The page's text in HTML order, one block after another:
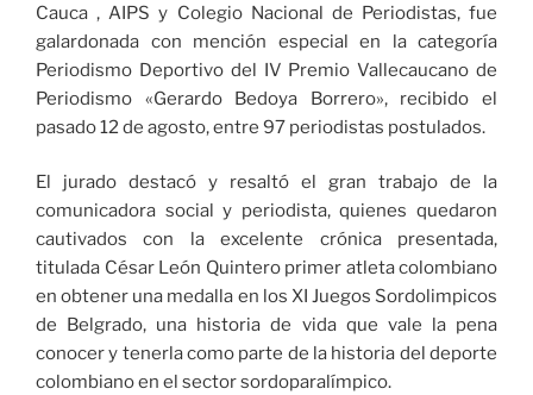
Cauca , AIPS y Colegio Nacional de Periodistas, fue
galardonada con mención especial en la categoría
Periodismo Deportivo del IV Premio Vallecaucano de
Periodismo «Gerardo Bedoya Borrero», recibido el
pasado 12 de agosto, entre 97 periodistas postulados.
El jurado destacó y resaltó el gran trabajo de la
comunicadora social y periodista, quienes quedaron
cautivados con la excelente crónica presentada,
titulada César León Quintero primer atleta colombiano
en obtener una medalla en los XI Juegos Sordolimpicos
de Belgrado, una historia de vida que vale la pena
conocer y tenerla como parte de la historia del deporte
colombiano en el sector sordoparalímpico.